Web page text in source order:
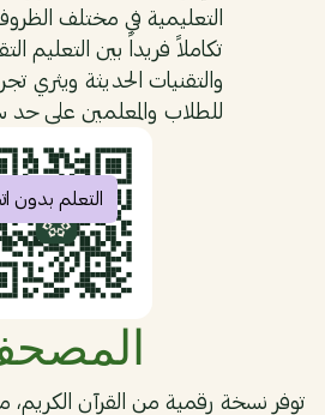
التعليمية في مختلف
تكاملاً فريداً بين التعليم
والتقنيات الحديثة ويثري
للطلاب والمعلمين على حد
التعلم بدون
توفر نسخة رقمية من القرآن الكريم،